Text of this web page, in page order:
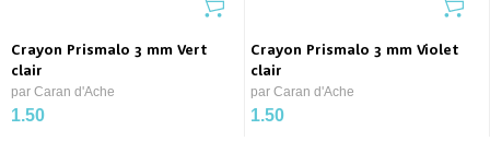
Crayon Prismalo 3 mm Vert
clair
par Caran d'Ache
1.50
Crayon Prismalo 3 mm Violet
clair
par Caran d'Ache
1.50